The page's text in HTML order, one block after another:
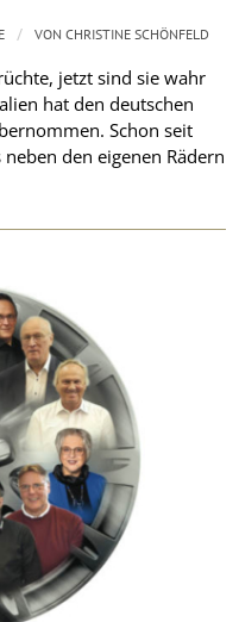
jetzt sind sie wahr
hat den deutschen
Schon seit
den eigenen Rädern
/ VONCHRISTINE SCHÖNFELD